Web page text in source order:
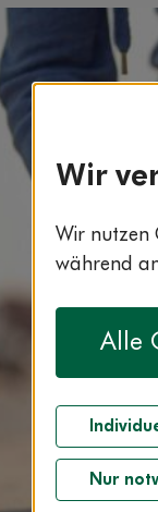
Wir
Wir nutzen
während
Alle
Nur